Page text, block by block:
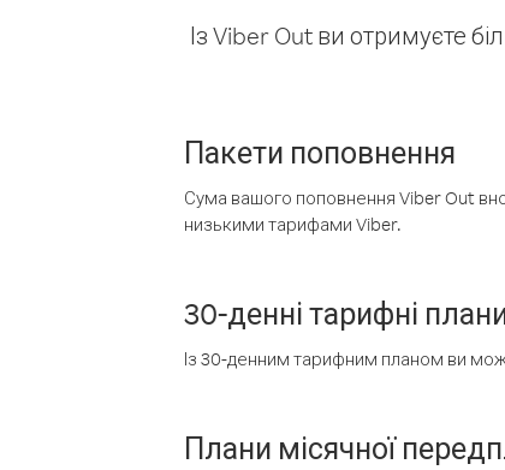
Із Viber Out ви отримуєте
Пакети поповнення
Сума вашого поповнення Viber Out
низькими тарифами Viber.
30-денні тарифні
Із 30-денним тарифним планом ви
Плани місячної